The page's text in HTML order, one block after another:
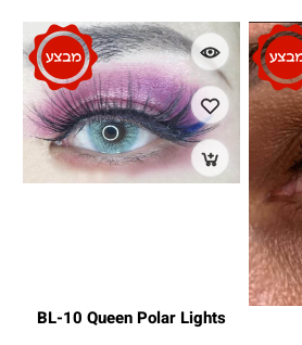
BL-10 Queen Polar Lights